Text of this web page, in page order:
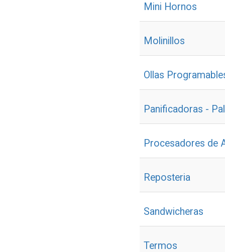
Mini Hornos
Molinillos
Ollas
Panificadoras -
Procesadores de
Reposteria
Sandwicheras
Termos